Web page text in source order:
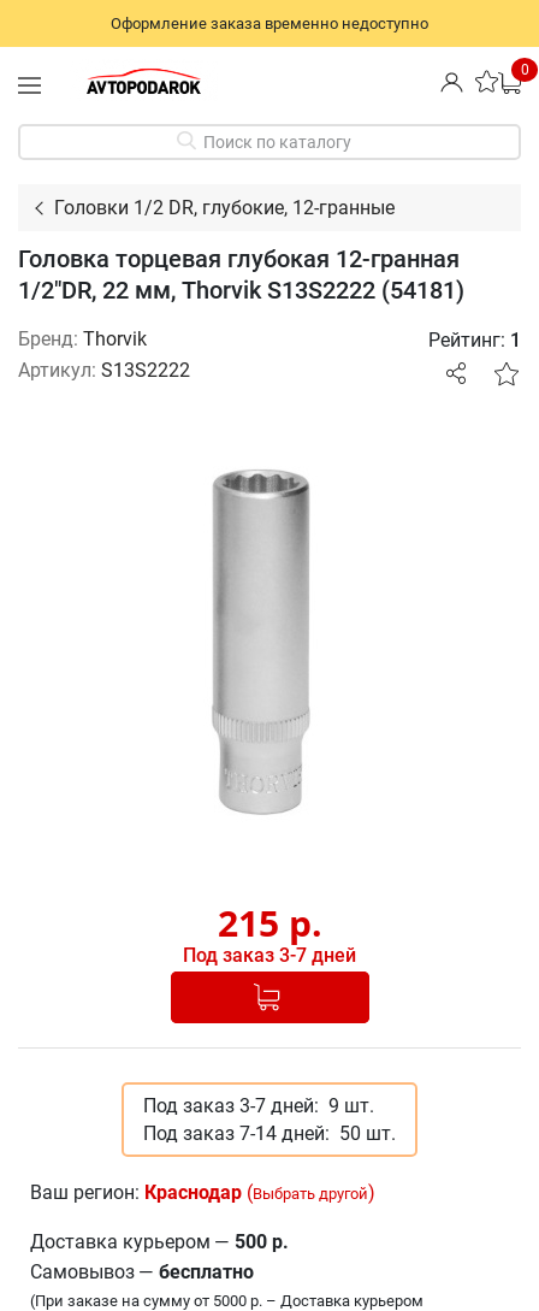
Оформление заказа временно недоступно
0
Поиск по каталогу
Головки 1/2 DR, глубокие, 12-гранные
Головка торцевая глубокая 12-гранная
1/2"DR, 22 мм, Thorvik S13S2222 (54181)
Бренд: Thorvik
Артикул: S13S2222
Рейтинг: 1
215 р.
Под заказ 3-7 дней
Добавлено в корзину
Под заказ 3-7 дней: 9 шт.
Под заказ 7-14 дней: 50 шт.
Ваш регион: Краснодар (Выбрать другой)
Доставка курьером — 500 р.
Самовывоз — бесплатно
(При заказе на сумму от 5000 р. – Доставка курьером